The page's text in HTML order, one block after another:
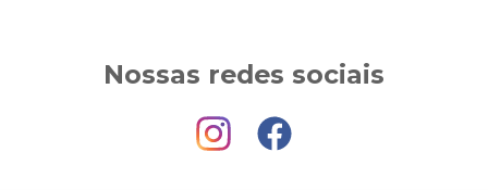
Nossas redes sociais